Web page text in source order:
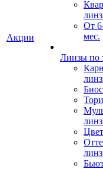
Акции
От
мес.
Линзы по